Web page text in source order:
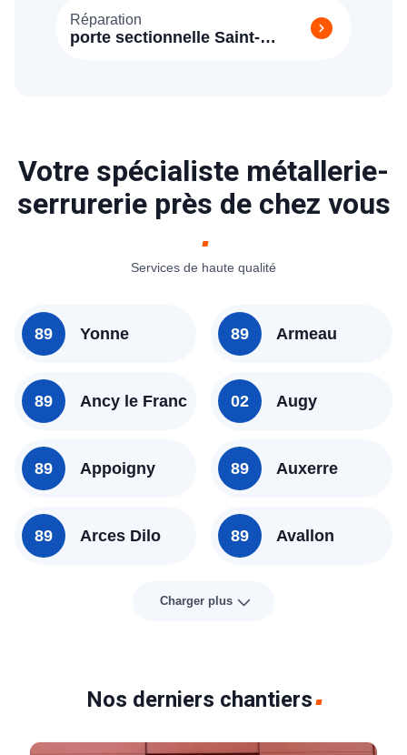
Réparation
porte sectionnelle Saint-
Votre spécialiste métallerie-
serrurerie près de chez vous
Services de haute qualité
89 Yonne
89 Ancy le Franc
89 Appoigny
89 Arces Dilo
89 Armeau
02 Augy
89 Auxerre
89 Avallon
Charger plus
Nos derniers chantiers